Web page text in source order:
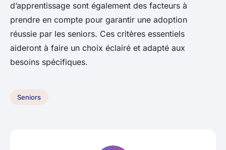
d’apprentissage sont également des facteurs à
prendre en compte pour garantir une adoption
réussie par les seniors. Ces critères essentiels
aideront à faire un choix éclairé et adapté aux
besoins spécifiques.
Seniors